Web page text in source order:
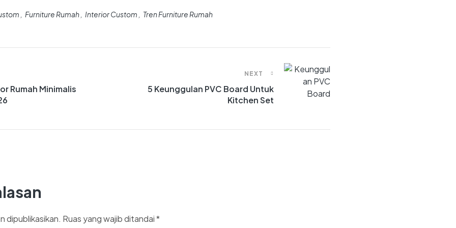
Furniture Rumah Interior Custom Tren Furniture Rumah
Rumah Minimalis
NEXT
5 Keunggulan PVC Board Untuk
Kitchen Set
dipublikasikan. Ruas yang wajib ditandai*